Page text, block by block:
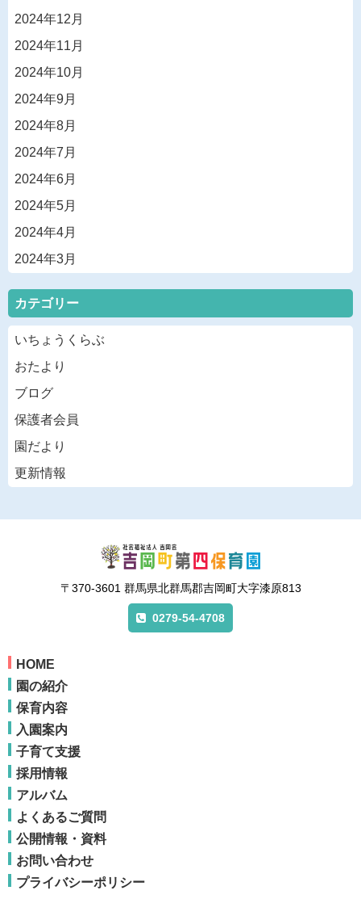
2024年12月
2024年11月
2024年10月
2024年9月
2024年8月
2024年7月
2024年6月
2024年5月
2024年4月
2024年3月
カテゴリー
いちょうくらぶ
おたより
ブログ
保護者会員
園だより
更新情報
〒370-3601 群馬県北群馬郡吉岡町大字漆原813
0279-54-4708
HOME
園の紹介
保育内容
入園案内
子育て支援
採用情報
アルバム
よくあるご質問
公開情報・資料
お問い合わせ
プライバシーポリシー